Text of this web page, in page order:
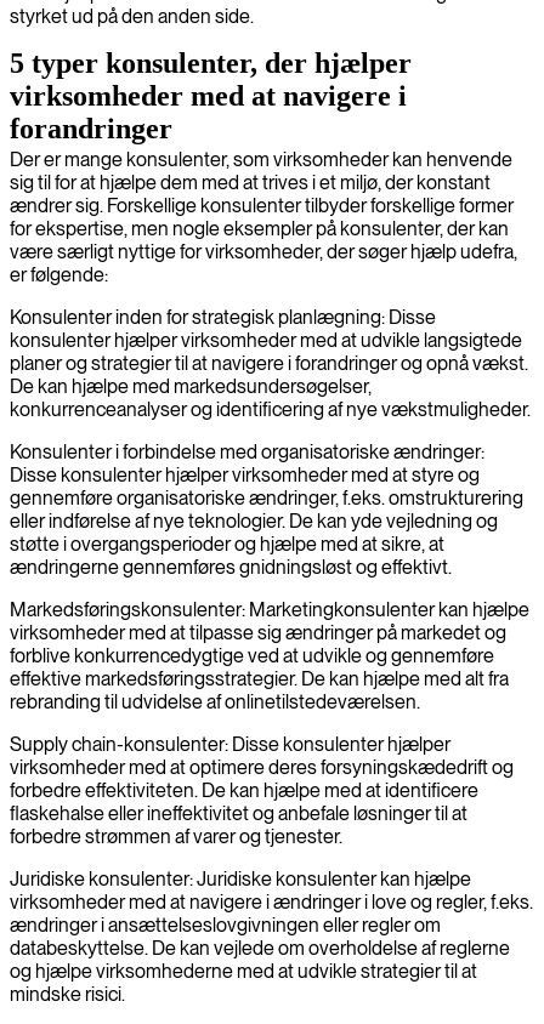
styrket ud på den anden side.
5 typer konsulenter, der hjælper
virksomheder med at navigere i
forandringer
Der er mange konsulenter, som virksomheder kan henvende
sig til for at hjælpe dem med at trives i et miljø, der konstant
ændrer sig. Forskellige konsulenter tilbyder forskellige former
for ekspertise, men nogle eksempler på konsulenter, der kan
være særligt nyttige for virksomheder, der søger hjælp udefra,
er følgende:
Konsulenter inden for strategisk planlægning: Disse
konsulenter hjælper virksomheder med at udvikle langsigtede
planer og strategier til at navigere i forandringer og opnå vækst.
De kan hjælpe med markedsundersøgelser,
konkurrenceanalyser og identificering af nye vækstmuligheder.
Konsulenter i forbindelse med organisatoriske ændringer:
Disse konsulenter hjælper virksomheder med at styre og
gennemføre organisatoriske ændringer, f.eks. omstrukturering
eller indførelse af nye teknologier. De kan yde vejledning og
støtte i overgangsperioder og hjælpe med at sikre, at
ændringerne gennemføres gnidningsløst og effektivt.
Markedsføringskonsulenter: Marketingkonsulenter kan hjælpe
virksomheder med at tilpasse sig ændringer på markedet og
forblive konkurrencedygtige ved at udvikle og gennemføre
effektive markedsføringsstrategier. De kan hjælpe med alt fra
rebranding til udvidelse af onlinetilstedeværelsen.
Supply chain-konsulenter: Disse konsulenter hjælper
virksomheder med at optimere deres forsyningskædedrift og
forbedre effektiviteten. De kan hjælpe med at identificere
flaskehalse eller ineffektivitet og anbefale løsninger til at
forbedre strømmen af varer og tjenester.
Juridiske konsulenter: Juridiske konsulenter kan hjælpe
virksomheder med at navigere i ændringer i love og regler, f.eks.
ændringer i ansættelseslovgivningen eller regler om
databeskyttelse. De kan vejlede om overholdelse af reglerne
og hjælpe virksomhederne med at udvikle strategier til at
mindske risici.